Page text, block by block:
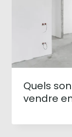
Quels
vendre